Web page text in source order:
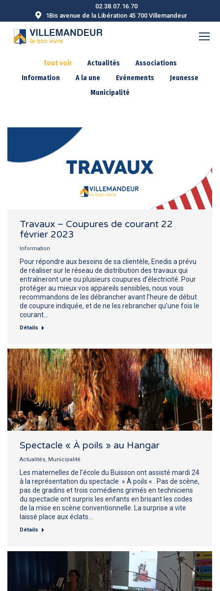
02.38.07.16.70
1Bis avenue de la Libération 45 700 Villemandeur
Tout voir Actualités
Associations
Information
A la une Evénements
Jeunesse
Municipalité
Travaux – Coupures de courant 22
février 2023
Information
Pour répondre aux besoins de sa clientèle, Enedis a prévu
de réaliser sur le réseau de distribution des travaux qui
entraîneront une ou plusieurs coupures d’électricité. Pour
protéger au mieux vos appareils sensibles, nous vous
recommandons de les débrancher avant l’heure de début
de coupure indiquée, et de ne les rebrancher qu’une fois le
courant…
Détails
Spectacle « À poils » au Hangar
Actualités, Municipalité
Les maternelles de l’école du Buisson ont assisté mardi 24
à la représentation du spectacle » À poils « . Pas de scène,
pas de gradins et trois comédiens grimés en techniciens
du spectacle ont surpris les enfants en brisant les codes
de la mise en scène conventionnelle. La surprise a vite
laissé place aux éclats…
Détails